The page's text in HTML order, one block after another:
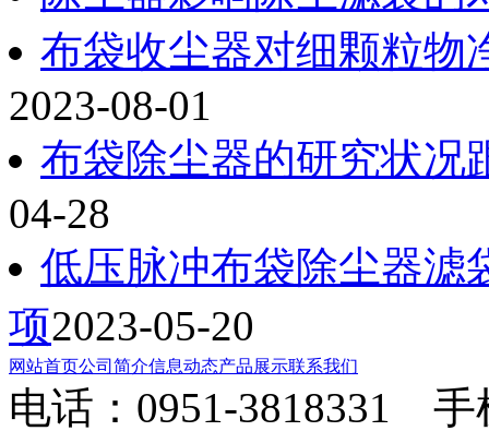
布袋收尘器对细颗粒物
2023-08-01
布袋除尘器的研究状况
04-28
低压脉冲布袋除尘器滤
项2023-05-20
网站首页公司简介信息动态产品展示联系我们
电话：0951-3818331 手